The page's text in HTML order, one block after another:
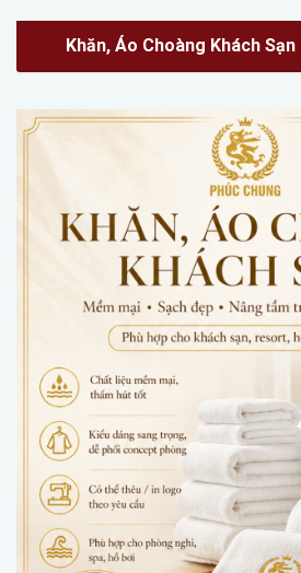
Khăn, Áo Choàng Khách Sạn